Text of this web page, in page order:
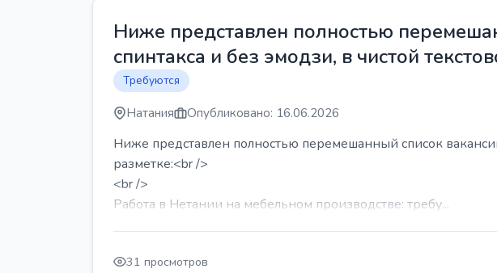
Ниже представлен полностью
спинтакса и без эмодзи, в чистой
Требуются
Натания Опубликовано: 16.06.2026
Ниже представлен полностью перемешанный список
разметке:<br />
<br />
Работа в Нетании на мебельном производстве: требу...
31 просмотров